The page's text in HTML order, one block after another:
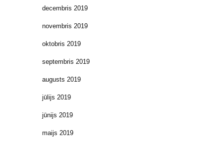
decembris 2019
novembris 2019
oktobris 2019
septembris 2019
augusts 2019
jūlijs 2019
jūnijs 2019
maijs 2019